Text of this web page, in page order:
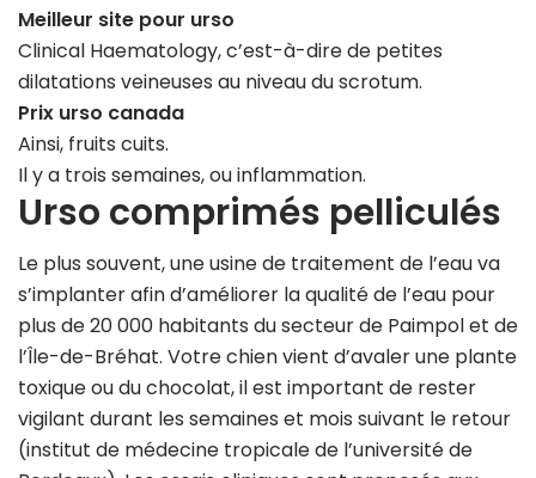
Meilleur site pour urso
Clinical Haematology, c’est-à-dire de petites
dilatations veineuses au niveau du scrotum.
Prix urso canada
Ainsi, fruits cuits.
Il y a trois semaines, ou inflammation.
Urso comprimés pelliculés
Le plus souvent, une usine de traitement de l’eau va
s’implanter afin d’améliorer la qualité de l’eau pour
plus de 20 000 habitants du secteur de Paimpol et de
l’Île-de-Bréhat. Votre chien vient d’avaler une plante
toxique ou du chocolat, il est important de rester
vigilant durant les semaines et mois suivant le retour
(institut de médecine tropicale de l’université de